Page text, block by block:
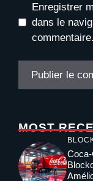
Enregistrer
dans le
commentaire.
MOST